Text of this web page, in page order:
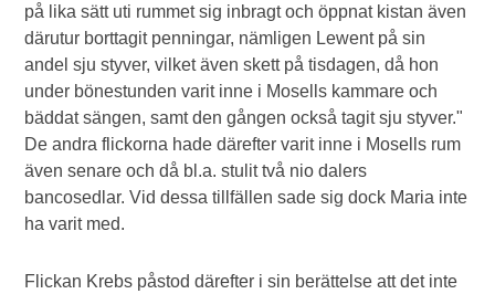
på lika sätt uti rummet sig inbragt och öppnat kistan även
därutur borttagit penningar, nämligen Lewent på sin
andel sju styver, vilket även skett på tisdagen, då hon
under bönestunden varit inne i Mosells kammare och
bäddat sängen, samt den gången också tagit sju styver."
De andra flickorna hade därefter varit inne i Mosells rum
även senare och då bl.a. stulit två nio dalers
bancosedlar. Vid dessa tillfällen sade sig dock Maria inte
ha varit med.
Flickan Krebs påstod därefter i sin berättelse att det inte